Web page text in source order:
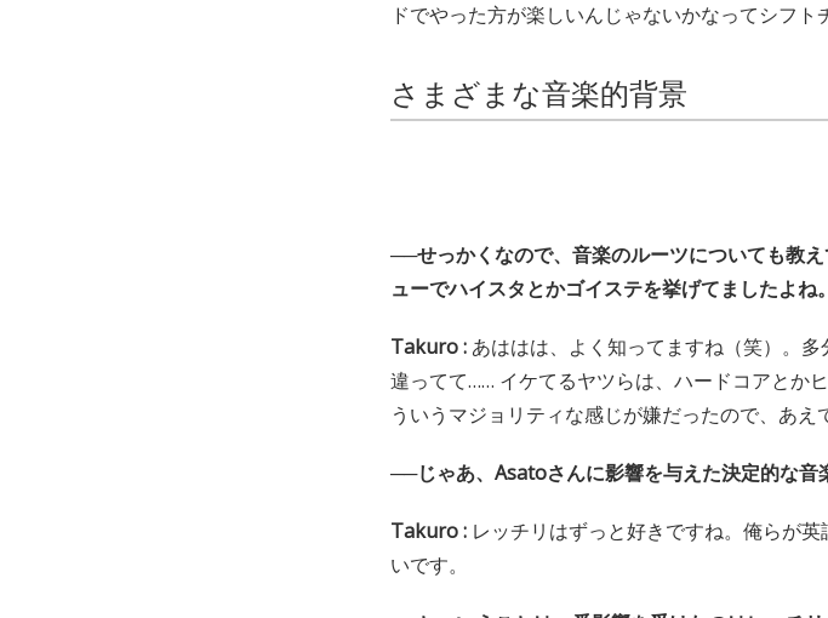
ドでやった方が楽しいんじゃないかなってシフト
さまざまな音楽的背景
──せっかくなので、音楽のルーツについても教
ューでハイスタとかゴイステを挙げてましたよね。
Takuro : あははは、よく知ってますね（笑）。
違ってて…… イケてるヤツらは、ハードコアとか
ういうマジョリティな感じが嫌だったので、あえ
──じゃあ、Asatoさんに影響を与えた決定的な音
Takuro : レッチリはずっと好きですね。俺らが
いです。